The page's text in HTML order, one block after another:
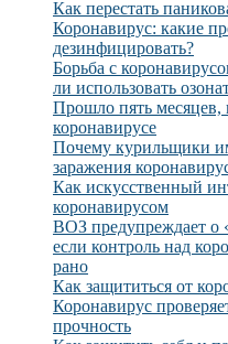
Как перестать
Коронавирус: какие
дезинфицировать?
Борьба с
ли использовать
Прошло пять месяцев,
коронавирусе
Почему курильщики
заражения
Как искусственный
коронавирусом
ВОЗ предупреждает о
если контроль над
рано
Как защититься от
Коронавирус
прочность